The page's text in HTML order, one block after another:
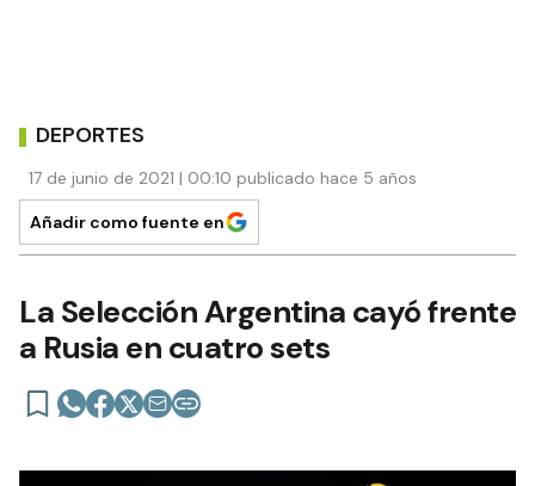
DEPORTES
17 de junio de 2021 | 00:10 publicado hace 5 años
Añadir como fuente en
La Selección Argentina cayó frente
a Rusia en cuatro sets